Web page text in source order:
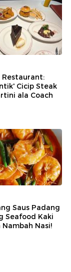
Restaurant:
Cicip Steak
ala Coach
Saus Padang
Seafood Kaki
Nambah Nasi!